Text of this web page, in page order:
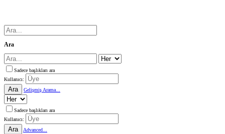
Ara
Sadece başlıkları ara
Kullanıcı:
Ara Gelişmiş Arama...
Sadece başlıkları ara
Kullanıcı:
Ara
Advanced...